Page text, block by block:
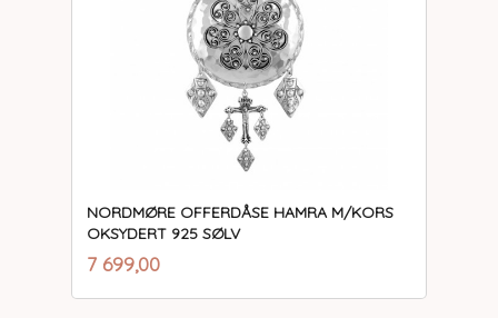
NORDMØRE OFFERDÅSE HAMRA M/KORS
OKSYDERT 925 SØLV
Pris
7 699,00mva.